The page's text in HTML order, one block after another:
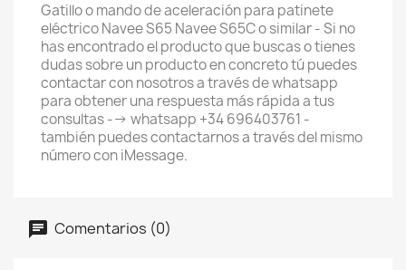
Gatillo o mando de aceleración para patinete
eléctrico Navee S65 Navee S65C o similar - Si no
has encontrado el producto que buscas o tienes
dudas sobre un producto en concreto tú puedes
contactar con nosotros a través de whatsapp
para obtener una respuesta más rápida a tus
consultas --> whatsapp +34 696403761 -
también puedes contactarnos a través del mismo
número con iMessage.
Comentarios (0)